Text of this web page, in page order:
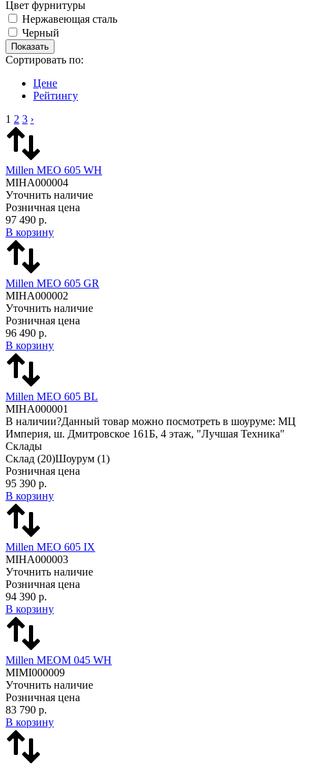
Цвет фурнитуры
Нержавеющая сталь
Черный
Сортировать по:
Цене
Рейтингу
1 2 3 ›
Millen MEO 605 WH
MIHA000004
Уточнить наличие
Розничная цена
97 490 р.
В корзину
Millen MEO 605 GR
MIHA000002
Уточнить наличие
Розничная цена
96 490 р.
В корзину
Millen MEO 605 BL
MIHA000001
В наличии?Данный товар можно посмотреть в шоуруме: МЦ
Империя, ш. Дмитровское 161Б, 4 этаж, "Лучшая Техника"
Склады
Склад (20)Шоурум (1)
Розничная цена
95 390 р.
В корзину
Millen MEO 605 IX
MIHA000003
Уточнить наличие
Розничная цена
94 390 р.
В корзину
Millen MEOM 045 WH
MIMI000009
Уточнить наличие
Розничная цена
83 790 р.
В корзину